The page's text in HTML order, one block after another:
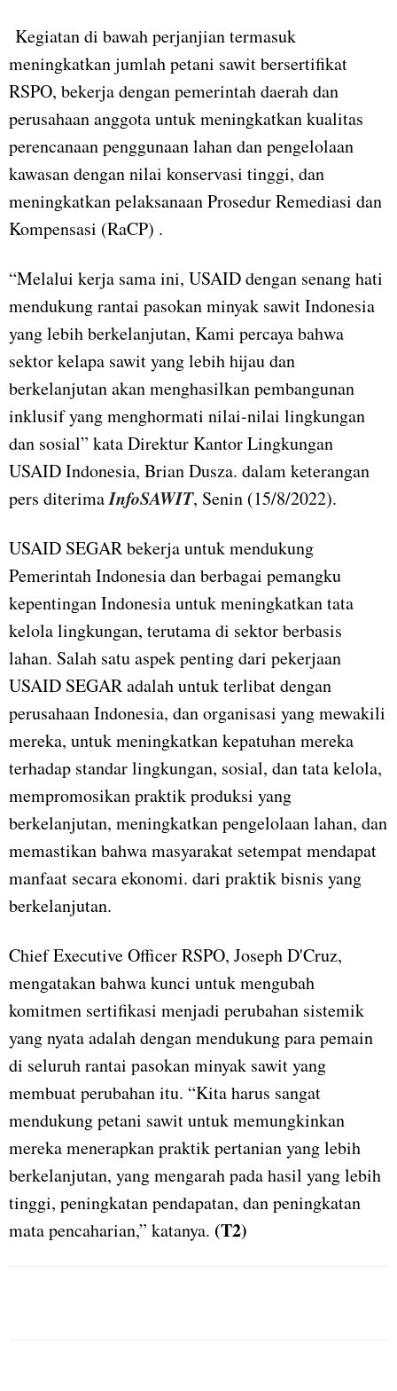
Kegiatan di bawah perjanjian termasuk
meningkatkan jumlah petani sawit bersertifikat
RSPO, bekerja dengan pemerintah daerah dan
perusahaan anggota untuk meningkatkan kualitas
perencanaan penggunaan lahan dan pengelolaan
kawasan dengan nilai konservasi tinggi, dan
meningkatkan pelaksanaan Prosedur Remediasi dan
Kompensasi (RaCP) .
“Melalui kerja sama ini, USAID dengan senang hati
mendukung rantai pasokan minyak sawit Indonesia
yang lebih berkelanjutan, Kami percaya bahwa
sektor kelapa sawit yang lebih hijau dan
berkelanjutan akan menghasilkan pembangunan
inklusif yang menghormati nilai-nilai lingkungan
dan sosial” kata Direktur Kantor Lingkungan
USAID Indonesia, Brian Dusza. dalam keterangan
pers diterimaInfoSAWIT, Senin (15/8/2022).
USAID SEGAR bekerja untuk mendukung
Pemerintah Indonesia dan berbagai pemangku
kepentingan Indonesia untuk meningkatkan tata
kelola lingkungan, terutama di sektor berbasis
lahan. Salah satu aspek penting dari pekerjaan
USAID SEGAR adalah untuk terlibat dengan
perusahaan Indonesia, dan organisasi yang mewakili
mereka, untuk meningkatkan kepatuhan mereka
terhadap standar lingkungan, sosial, dan tata kelola,
mempromosikan praktik produksi yang
berkelanjutan, meningkatkan pengelolaan lahan, dan
memastikan bahwa masyarakat setempat mendapat
manfaat secara ekonomi. dari praktik bisnis yang
berkelanjutan.
Chief Executive Officer RSPO, Joseph D'Cruz,
mengatakan bahwa kunci untuk mengubah
komitmen sertifikasi menjadi perubahan sistemik
yang nyata adalah dengan mendukung para pemain
di seluruh rantai pasokan minyak sawit yang
membuat perubahan itu. “Kita harus sangat
mendukung petani sawit untuk memungkinkan
mereka menerapkan praktik pertanian yang lebih
berkelanjutan, yang mengarah pada hasil yang lebih
tinggi, peningkatan pendapatan, dan peningkatan
mata pencaharian,” katanya. (T2)